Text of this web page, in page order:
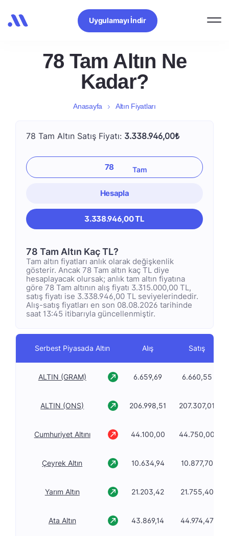
Uygulamayı İndir
78 Tam Altın Ne
Kadar?
Anasayfa Altın Fiyatları
78 Tam Altın Satış Fiyatı: 3.338.946,00₺
Hesapla
3.338.946,00 TL
78 Tam Altın Kaç TL?
Tam altın fiyatları anlık olarak değişkenlik
gösterir. Ancak 78 Tam altın kaç TL diye
hesaplayacak olursak; anlık tam altın fiyatına
göre 78 Tam altının alış fiyatı 3.315.000,00 TL,
satış fiyatı ise 3.338.946,00 TL seviyelerindedir.
Alış-satış fiyatları en son 08.08.2026 tarihinde
saat 13:45 itibarıyla güncellenmiştir.
Serbest Piyasada Altın Alış Satış
ALTIN (GRAM) 6.659,69 6.660,55
ALTIN (ONS) 206.998,51 207.307,01
Cumhuriyet Altını 44.100,00 44.750,00
Çeyrek Altın 10.634,94 10.877,70
Yarım Altın 21.203,42 21.755,40
Ata Altın 43.869,14 44.974,47